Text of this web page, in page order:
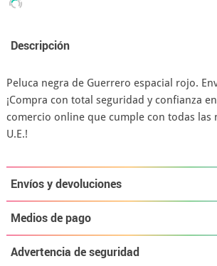
Descripción
Peluca negra de Guerrero espacial rojo.
¡Compra con total seguridad y confianza
comercio online que cumple con todas las
U.E.!
Envíos y devoluciones
Medios de pago
Advertencia de seguridad